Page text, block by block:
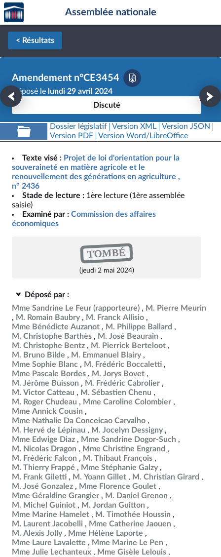
Aller au contenu
Aller en bas de la page
Accèder
à la
page
d'accueil
Assemblée nationale
< Résultats
Amendement n°CE3454
Déposé le lundi 29 avril 2024
Discuté
Dossier législatif Version XML
Version JSON
Version PDF
Version Word/LibreOffice
Texte visé : Projet de loi d'orientation pour la
souveraineté en matière agricole et le
renouvellement des générations en agriculture ,
n° 2436
Stade de lecture : 1ère lecture (1ère assemblée
saisie)
Examiné par : Commission des affaires
économiques
TOMBÉ
(jeudi 2 mai 2024)
Déposé par :
Mme Sandrine Le Feur (rapporteure)
M. Pierre Meurin
M. Romain Baubry
M. Franck Allisio
Mme Bénédicte Auzanot
M. Philippe Ballard
M. Christophe Barthès
M. José Beaurain
M. Christophe Bentz
M. Pierrick Berteloot
M. Bruno Bilde
M. Emmanuel Blairy
Mme Sophie Blanc
M. Frédéric Boccaletti
Mme Pascale Bordes
M. Jorys Bovet
M. Jérôme Buisson
M. Frédéric Cabrolier
M. Victor Catteau
M. Sébastien Chenu
M. Roger Chudeau
Mme Caroline Colombier
Mme Annick Cousin
Mme Nathalie Da Conceicao Carvalho
M. Hervé de Lépinau
M. Jocelyn Dessigny
Mme Edwige Diaz
Mme Sandrine Dogor-Such
M. Nicolas Dragon
Mme Christine Engrand
M. Frédéric Falcon
M. Thibaut François
M. Thierry Frappé
Mme Stéphanie Galzy
M. Frank Giletti
M. Yoann Gillet
M. Christian Girard
M. José Gonzalez
Mme Florence Goulet
Mme Géraldine Grangier
M. Daniel Grenon
M. Michel Guiniot
M. Jordan Guitton
Mme Marine Hamelet
M. Timothée Houssin
M. Laurent Jacobelli
Mme Catherine Jaouen
M. Alexis Jolly
Mme Hélène Laporte
Mme Laure Lavalette
Mme Marine Le Pen
Mme Julie Lechanteux
Mme Gisèle Lelouis